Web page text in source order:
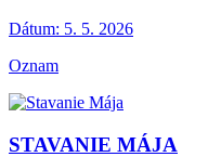
Dátum: 5. 5. 2026
Oznam
STAVANIE MÁJA